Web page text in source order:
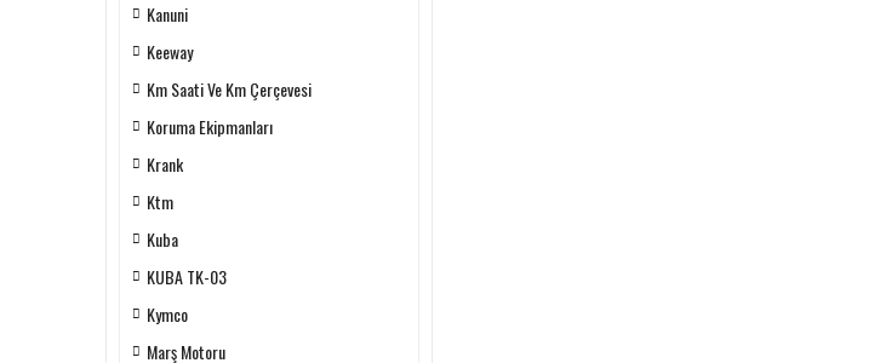
Kanuni
Keeway
Km Saati Ve Km Çerçevesi
Koruma Ekipmanları
Krank
Ktm
Kuba
KUBA TK-03
Kymco
Marş Motoru